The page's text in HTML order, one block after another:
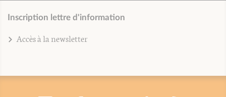
Inscription lettre d'information
Accès à la newsletter